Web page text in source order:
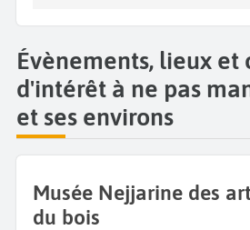
Évènements, lieux et
d'intérêt à ne pas
et ses environs
Musée Nejjarine des arts et métiers
du bois